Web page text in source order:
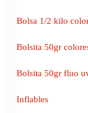
Bolsa 1/2 kilo
Bolsita 50gr
Bolsita 50gr fluo
Inflables